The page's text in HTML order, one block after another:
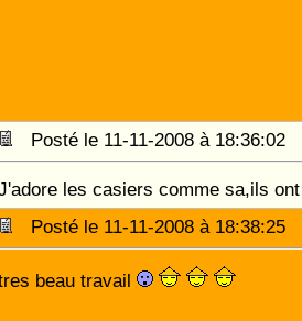
Posté le 11-11-2008 à 18:36:02
les casiers comme sa,ils
Posté le 11-11-2008 à 18:38:25
beau travail